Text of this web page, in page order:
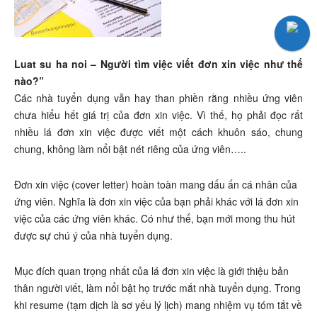
Luat su ha noi – Người tìm việc viết đơn xin việc như thế
nào?”
Các nhà tuyển dụng vẫn hay than phiền rằng nhiều ứng viên
chưa hiểu hết giá trị của đơn xin việc. Vì thế, họ phải đọc rất
nhiều lá đơn xin việc được viết một cách khuôn sáo, chung
chung, không làm nổi bật nét riêng của ứng viên…..
Đơn xin việc (cover letter) hoàn toàn mang dấu ấn cá nhân của
ứng viên. Nghĩa là đơn xin việc của bạn phải khác với lá đơn xin
việc của các ứng viên khác. Có như thế, bạn mới mong thu hút
được sự chú ý của nhà tuyển dụng.
Mục đích quan trọng nhất của lá đơn xin việc là giới thiệu bản
thân người viết, làm nổi bật họ trước mắt nhà tuyển dụng. Trong
khi resume (tạm dịch là sơ yếu lý lịch) mang nhiệm vụ tóm tắt về